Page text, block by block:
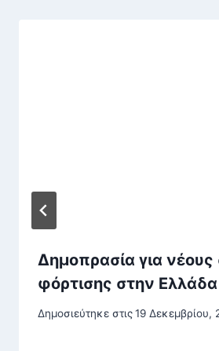
Δημοπρασία για
φόρτισης στην Ελλάδα
Δημοσιεύτηκε στις19 Δεκεμβρίου,